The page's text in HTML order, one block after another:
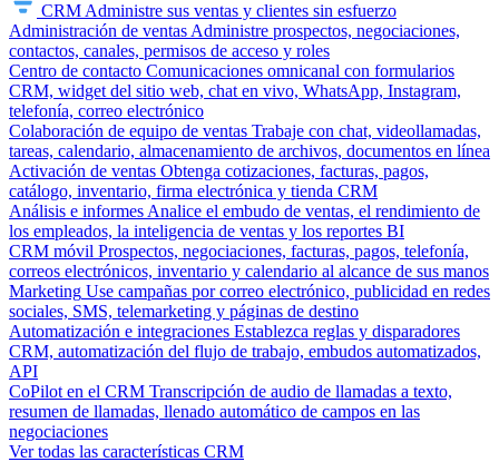
CRM Administre sus ventas y clientes sin esfuerzo
Administración de ventas Administre prospectos, negociaciones,
contactos, canales, permisos de acceso y roles
Centro de contacto Comunicaciones omnicanal con formularios
CRM, widget del sitio web, chat en vivo, WhatsApp, Instagram,
telefonía, correo electrónico
Colaboración de equipo de ventas Trabaje con chat, videollamadas,
tareas, calendario, almacenamiento de archivos, documentos en línea
Activación de ventas Obtenga cotizaciones, facturas, pagos,
catálogo, inventario, firma electrónica y tienda CRM
Análisis e informes Analice el embudo de ventas, el rendimiento de
los empleados, la inteligencia de ventas y los reportes BI
CRM móvil Prospectos, negociaciones, facturas, pagos, telefonía,
correos electrónicos, inventario y calendario al alcance de sus manos
Marketing Use campañas por correo electrónico, publicidad en redes
sociales, SMS, telemarketing y páginas de destino
Automatización e integraciones Establezca reglas y disparadores
CRM, automatización del flujo de trabajo, embudos automatizados,
API
CoPilot en el CRM Transcripción de audio de llamadas a texto,
resumen de llamadas, llenado automático de campos en las
negociaciones
Ver todas las características CRM